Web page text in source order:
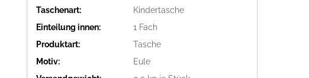
Taschenart:
Kindertasche
Einteilung innen:
1 Fach
Produktart:
Tasche
Motiv:
Eule